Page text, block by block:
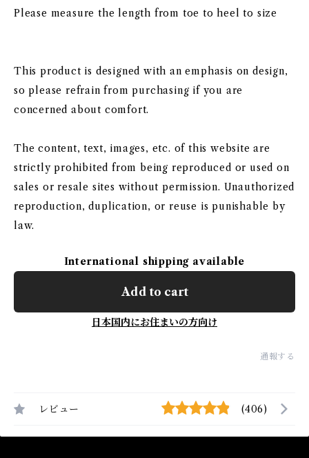
Please measure the length from toe to heel to size
This product is designed with an emphasis on design,
so please refrain from purchasing if you are
concerned about comfort.
The content, text, images, etc. of this website are
strictly prohibited from being reproduced or used on
sales or resale sites without permission. Unauthorized
reproduction, duplication, or reuse is punishable by
law.
International shipping available
Add to cart
日本国内にお住まいの方向け
通報する
レビュー (406)